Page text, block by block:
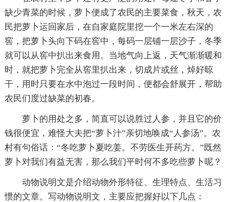
缺少青菜的时候，萝卜便成了农民的主要菜食，秋天，农
民把萝卜运回家后，在自家庭院里挖一个一米左右深的
窖，把萝卜头向下码在窖中，每码一层铺一层沙子，冬季
就可以从窖中扒出来食用。当地气向上返，天气渐渐暖和
时，就把萝卜完全从窖里扒出来，切成片或丝，焯好晾
干，用时只要在水中泡过一段时间，便都会舒展开，帮助
农民们度过缺菜的初春。
萝卜的用处之多，简直可以说胜过人参，并且它的价
钱很便宜，难怪大夫把“萝卜汁”亲切地唤成“人参汤”。农
村有句俗话：“冬吃萝卜夏吃姜。不劳医生开药方。”既然
萝卜对我们有益无害，那么我们平时何不多吃些萝卜呢？
动物说明文是介绍动物外形特征、生理特点、生活习
惯的文章。写动物说明文，主要应把握好以下几点：